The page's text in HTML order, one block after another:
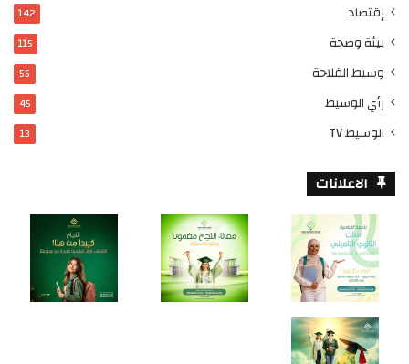
إقتصاد 142
بيئة وصحة 115
وسيط الفلاحة 55
رأي الوسيط 45
الوسيط TV 13
الاعلانات